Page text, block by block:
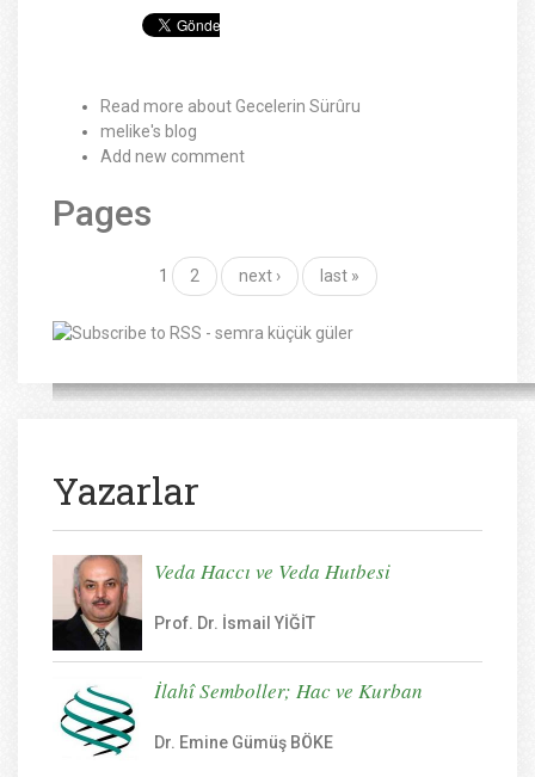
Read more about Gecelerin Sürûru
melike's blog
Add new comment
Pages
1 2 next › last »
Yazarlar
Prof. Dr. İsmail YİĞİT
Veda Haccı ve Veda Hutbesi
Dr. Emine Gümüş BÖKE
İlahî Semboller; Hac ve Kurban